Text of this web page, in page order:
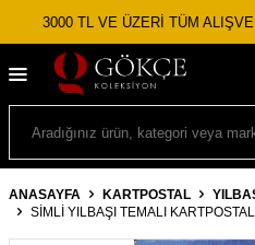
3000 TL VE ÜZERİ TÜM
ANASAYFA KARTPOSTAL
SIMLI YILBAŞI TEMALI